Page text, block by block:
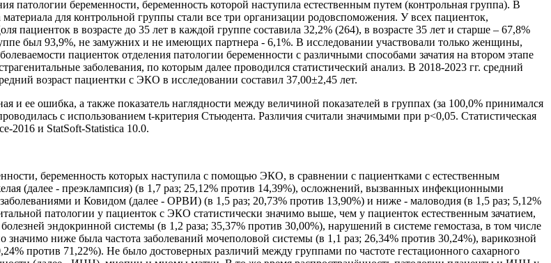
патологии беременности, беременность которой наступила естественным путем (контрольная группа). В
для контрольной группы стали все три организации родовспоможения. У всех пациенток,
в возрасте до 35 лет в каждой группе составила 32,2% (264), в возрасте 35 лет и старше – 67,8%
был 93,9%, не замужних и не имеющих партнера - 6,1%. В исследовании участвовали только женщины,
пациенток отделения патологии беременности с различными способами зачатия на втором этапе
заболевания, по которым далее проводился статистический анализ. В 2018-2023 гг. средний
возраст пациентки с ЭКО в исследовании составил 37,00±2,45 лет.
и ее ошибка, а также показатель наглядности между величиной показателей в группах (за 100,0% принимался
с использованием t-критерия Стьюдента. Различия считали значимыми при р<0,05. Статистическая
2016 и StatSoft-Statistica 10.0.
беременность которых наступила с помощью ЭКО, в сравнении с пациентками с естественным
(далее - преэклампсия) (в 1,7 раз; 25,12% против 14,39%), осложнений, вызванных инфекционными
и Ковидом (далее - ОРВИ) (в 1,5 раз; 20,73% против 13,90%) и ниже - маловодия (в 1,5 раз; 5,12%
патологии у пациенток с ЭКО статистически значимо выше, чем у пациенток естественным зачатием,
эндокринной системы (в 1,2 раза; 35,37% против 30,00%), нарушений в системе гемостаза, в том числе
ниже была частота заболеваний мочеполовой системы (в 1,1 раз; 26,34% против 30,24%), варикозной
против 71,22%). Не было достоверных различий между группами по частоте гестационного сахарного